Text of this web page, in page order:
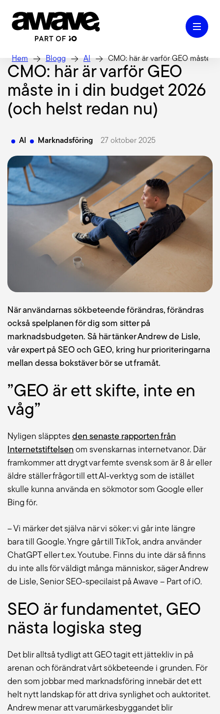
Hem Blogg AI CMO: här är varför GEO måste
Case
Våra tjänster
Kontakt
Kunskap & Inspiration
Blogg
Lediga jobb
Om oss
Kollektivavtal
CSR
English
CMO: här är varför GEO
måste in i din budget 2026
(och helst redan nu)
AI Marknadsföring 27 oktober 2025
När användarnas sökbeteende förändras, förändras
också spelplanen för dig som sitter på
marknadsbudgeten. Så här tänker Andrew de Lisle,
vår expert på SEO och GEO, kring hur prioriteringarna
mellan dessa bokstäver bör se ut framåt.
”GEO är ett skifte, inte en
våg”
Nyligen släpptes den senaste rapporten från
Internetstiftelsen om svenskarnas internetvanor. Där
framkommer att drygt var femte svensk som är 8 år eller
äldre ställer frågor till ett AI-verktyg som de istället
skulle kunna använda en sökmotor som Google eller
Bing för.
– Vi märker det själva när vi söker: vi går inte längre
bara till Google. Yngre går till TikTok, andra använder
ChatGPT eller t.ex. Youtube. Finns du inte där så finns
du inte alls för väldigt många människor, säger Andrew
de Lisle, Senior SEO-specilaist på Awave – Part of iO.
SEO är fundamentet, GEO
nästa logiska steg
Det blir alltså tydligt att GEO tagit ett jättekliv in på
arenan och förändrat vårt sökbeteende i grunden. För
den som jobbar med marknadsföring innebär det ett
helt nytt landskap för att driva synlighet och auktoritet.
Andrew menar att varumärkesbyggandet blir